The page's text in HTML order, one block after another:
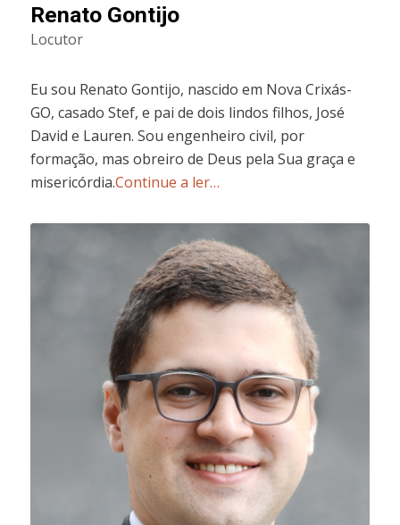
Renato Gontijo
Locutor
Eu sou Renato Gontijo, nascido em Nova Crixás-
GO, casado Stef, e pai de dois lindos filhos, José
David e Lauren. Sou engenheiro civil, por
formação, mas obreiro de Deus pela Sua graça e
misericórdia.Continue a ler…